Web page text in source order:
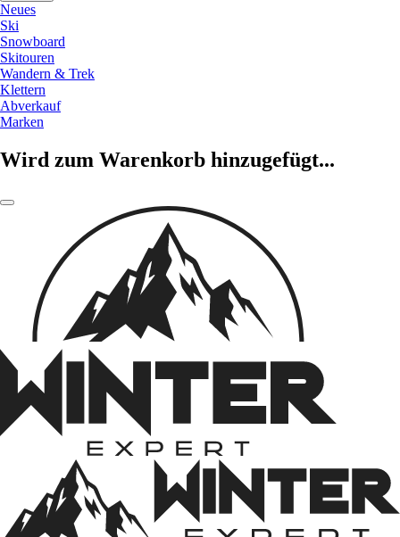
Neues
Ski
Snowboard
Skitouren
Wandern & Trek
Klettern
Abverkauf
Marken
Wird zum Warenkorb hinzugefügt...